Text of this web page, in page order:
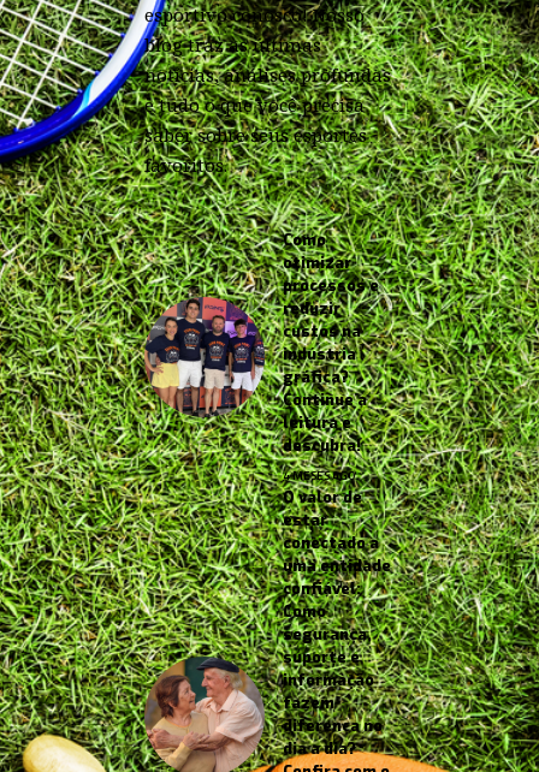
esportivo conosco! Nosso
blog traz as últimas
notícias, análises profundas
e tudo o que você precisa
saber sobre seus esportes
favoritos.
Como
otimizar
processos e
reduzir
custos na
indústria
gráfica?
Continue a
leitura e
descubra!
4 MESES AGO
O valor de
estar
conectado a
uma entidade
confiável:
Como
segurança,
suporte e
informação
fazem
diferença no
dia a dia?